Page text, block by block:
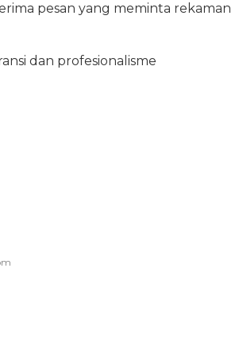
pesan yang meminta rekaman
dan profesionalisme